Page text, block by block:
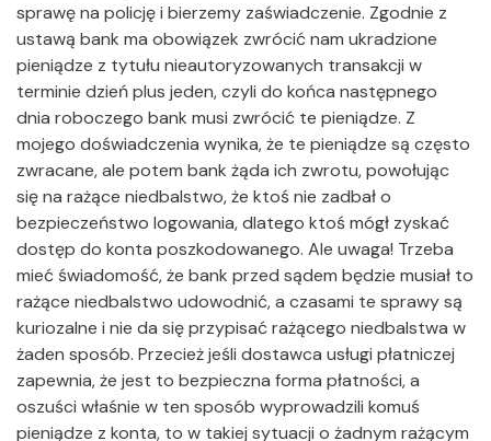
sprawę na policję i bierzemy zaświadczenie. Zgodnie z
ustawą bank ma obowiązek zwrócić nam ukradzione
pieniądze z tytułu nieautoryzowanych transakcji w
terminie dzień plus jeden, czyli do końca następnego
dnia roboczego bank musi zwrócić te pieniądze. Z
mojego doświadczenia wynika, że te pieniądze są często
zwracane, ale potem bank żąda ich zwrotu, powołując
się na rażące niedbalstwo, że ktoś nie zadbał o
bezpieczeństwo logowania, dlatego ktoś mógł zyskać
dostęp do konta poszkodowanego. Ale uwaga! Trzeba
mieć świadomość, że bank przed sądem będzie musiał to
rażące niedbalstwo udowodnić, a czasami te sprawy są
kuriozalne i nie da się przypisać rażącego niedbalstwa w
żaden sposób. Przecież jeśli dostawca usługi płatniczej
zapewnia, że jest to bezpieczna forma płatności, a
oszuści właśnie w ten sposób wyprowadzili komuś
pieniądze z konta, to w takiej sytuacji o żadnym rażącym